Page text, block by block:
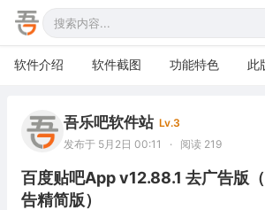
软件介绍 软件截图 功能特色 此
吾乐吧软件站 Lv.3
发布于 5月2日 00:11
· 阅读 219
百度贴吧App v12.88.1 去广告版
告精简版）